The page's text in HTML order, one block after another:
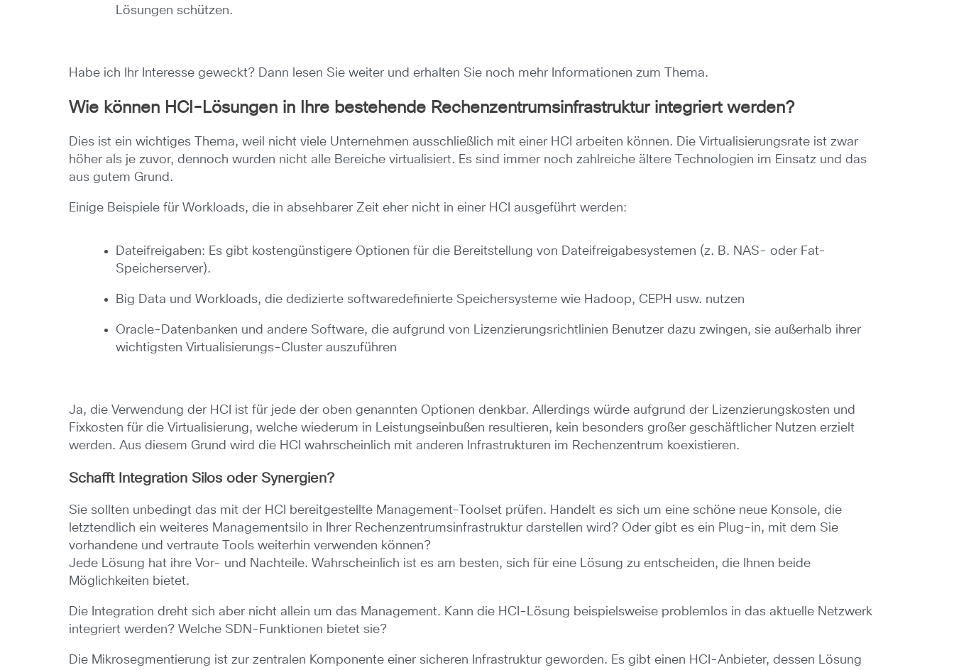
Lösungen schützen.
Habe ich Ihr Interesse geweckt? Dann lesen Sie weiter und erhalten Sie noch mehr Informationen zum Thema.
Wie können HCI-Lösungen in Ihre bestehende Rechenzentrumsinfrastruktur integriert werden?
Dies ist ein wichtiges Thema, weil nicht viele Unternehmen ausschließlich mit einer HCI arbeiten können. Die Virtualisierungsrate ist zwar
höher als je zuvor, dennoch wurden nicht alle Bereiche virtualisiert. Es sind immer noch zahlreiche ältere Technologien im Einsatz und das
aus gutem Grund.
Einige Beispiele für Workloads, die in absehbarer Zeit eher nicht in einer HCI ausgeführt werden:
Dateifreigaben: Es gibt kostengünstigere Optionen für die Bereitstellung von Dateifreigabesystemen (z. B. NAS- oder Fat-
Speicherserver).
Big Data und Workloads, die dedizierte softwaredefinierte Speichersysteme wie Hadoop, CEPH usw. nutzen
Oracle-Datenbanken und andere Software, die aufgrund von Lizenzierungsrichtlinien Benutzer dazu zwingen, sie außerhalb ihrer
wichtigsten Virtualisierungs-Cluster auszuführen
Ja, die Verwendung der HCI ist für jede der oben genannten Optionen denkbar. Allerdings würde aufgrund der Lizenzierungskosten und
Fixkosten für die Virtualisierung, welche wiederum in Leistungseinbußen resultieren, kein besonders großer geschäftlicher Nutzen erzielt
werden. Aus diesem Grund wird die HCI wahrscheinlich mit anderen Infrastrukturen im Rechenzentrum koexistieren.
Schafft Integration Silos oder Synergien?
Sie sollten unbedingt das mit der HCI bereitgestellte Management-Toolset prüfen. Handelt es sich um eine schöne neue Konsole, die
letztendlich ein weiteres Managementsilo in Ihrer Rechenzentrumsinfrastruktur darstellen wird? Oder gibt es ein Plug-in, mit dem Sie
vorhandene und vertraute Tools weiterhin verwenden können?
Jede Lösung hat ihre Vor- und Nachteile. Wahrscheinlich ist es am besten, sich für eine Lösung zu entscheiden, die Ihnen beide
Möglichkeiten bietet.
Die Integration dreht sich aber nicht allein um das Management. Kann die HCI-Lösung beispielsweise problemlos in das aktuelle Netzwerk
integriert werden? Welche SDN-Funktionen bietet sie?
Die Mikrosegmentierung ist zur zentralen Komponente einer sicheren Infrastruktur geworden. Es gibt einen HCI-Anbieter, dessen Lösung